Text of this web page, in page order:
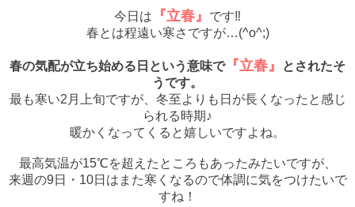
今日は 『立春』
です‼
春とは程遠い寒さですが…(^o^;)
春の気配が立ち始める日という意味で『立春』
とされたそ
うです。
最も寒い2月上旬ですが、冬至よりも日が長くなったと感じ
られる時期♪
暖かくなってくると嬉しいですよね。
最高気温が15℃を超えたところもあったみたいですが、
来週の9日・10日はまた寒くなるので体調に気をつけたいで
すね！